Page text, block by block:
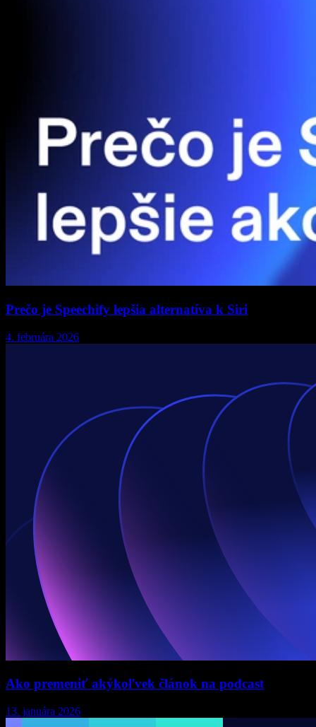
Prečo je Speechify lepšia alternatíva k Siri
4. februára 2026
Ako premeniť akýkoľvek článok na podcast
13. januára 2026